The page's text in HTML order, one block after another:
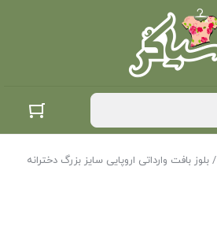
/ بلوز بافت وارداتی اروپایی سایز بزرگ دخترانه